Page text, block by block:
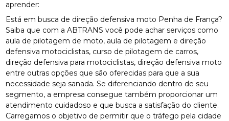
aprender:
Está em busca de direção defensiva moto Penha de França?
Saiba que com a ABTRANS você pode achar serviços como
aula de pilotagem de moto, aula de pilotagem e direção
defensiva motociclistas, curso de pilotagem de carros,
direção defensiva para motociclistas, direção defensiva moto
entre outras opções que são oferecidas para que a sua
necessidade seja sanada. Se diferenciando dentro de seu
segmento, a empresa consegue também proporcionar um
atendimento cuidadoso e que busca a satisfação do cliente.
Carregamos o objetivo de permitir que o tráfego pela cidade